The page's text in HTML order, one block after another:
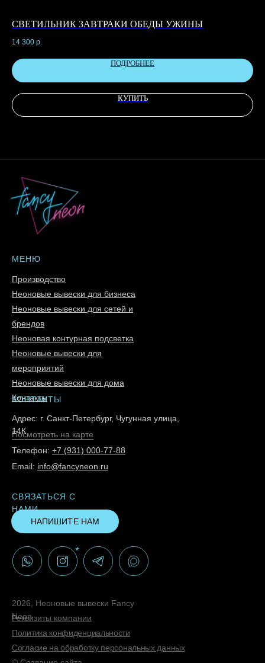
СВЕТИЛЬНИК ЗАВТРАКИ ОБЕДЫ УЖИНЫ
14 300 р.
ПОДРОБНЕЕ
КУПИТЬ
МЕНЮ
Производство
Неоновые вывески для бизнеса
Неоновые вывески для сетей и
брендов
Неоновая контурная подсветка
Неоновые вывески для
мероприятий
Неоновые вывески для дома
Контакты
КОНТАКТЫ
Посмотреть на карте
Адрес: г. Санкт-Петербург, Чугунная улица,
14К
Телефон: +7 (931) 000-77-88
Email: info@fancyneon.ru
Реквизиты компании
Согласие на обработку персональных данных
Политика конфиденциальности
2026, Неоновые вывески Fancy
Neon
СВЯЗАТЬСЯ С
НАМИ
НАПИШИТЕ НАМ
*